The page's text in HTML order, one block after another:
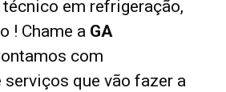
em refrigeração,
! Chame a GA
com
serviços que vão fazer a